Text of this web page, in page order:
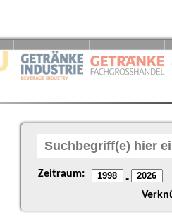
Zeitraum: -